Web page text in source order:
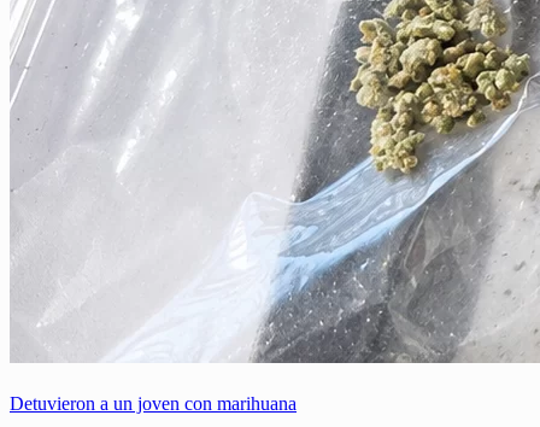
Detuvieron a un joven con marihuana